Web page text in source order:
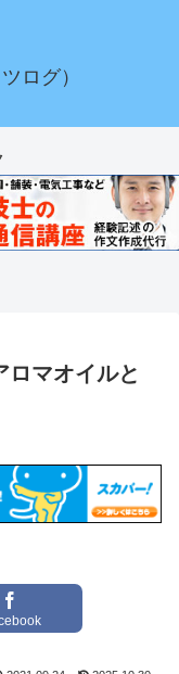
ログ）
マオイルと